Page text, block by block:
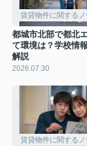
賃貸物件に関するノ
都城市北部で都北
て環境は？学校情
解説
2026.07.30
賃貸物件に関するノ